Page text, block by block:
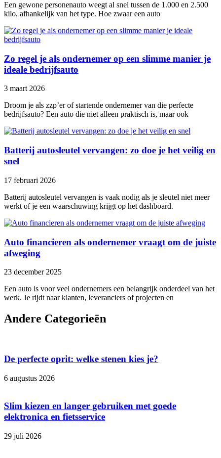
Een gewone personenauto weegt al snel tussen de 1.000 en 2.500
kilo, afhankelijk van het type. Hoe zwaar een auto
Zo regel je als ondernemer op een slimme manier je
ideale bedrijfsauto
3 maart 2026
Droom je als zzp’er of startende ondernemer van die perfecte
bedrijfsauto? Een auto die niet alleen praktisch is, maar ook
Batterij autosleutel vervangen: zo doe je het veilig en
snel
17 februari 2026
Batterij autosleutel vervangen is vaak nodig als je sleutel niet meer
werkt of je een waarschuwing krijgt op het dashboard.
Auto financieren als ondernemer vraagt om de juiste
afweging
23 december 2025
Een auto is voor veel ondernemers een belangrijk onderdeel van het
werk. Je rijdt naar klanten, leveranciers of projecten en
Andere Categorieën
De perfecte oprit: welke stenen kies je?
6 augustus 2026
Slim kiezen en langer gebruiken met goede
elektronica en fietsservice
29 juli 2026